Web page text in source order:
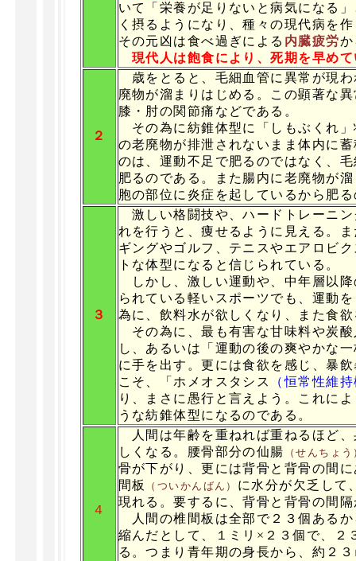
いて「栄養が足りないと病気になる
く摂るようになり、種々の現代病を
その元凶は食べ過ぎによる 内臓疲労
現代人は飽食により、死期を早めて
２
歳をとると、毛細血管に異常が現
廃物が溜まりはじめる。この顕著な
膝・肘の関節痛などである。
その為に紡錐体型に「しもぶくれ」
の老廃物が排泄されないまま体内に
のは、運動不足で肥るのではなく、
肥るのである。また腸内に老廃物が
胞の部位に炎症を起しているから肥
３
激しい格闘技や、ハードトレーニ
れを行うと、痩せるように見える。
ギングやゴルフ、テニスやエアロビ
トな体型になると信じられている。
しかし、激しい運動や、中年層以
られている軽いスポーツでも、運動
為に、飲料水が欲しくなり、また食
その為に、最も有害な甘味料や炭
し、あるいは「運動の後の爽やかな
に手を出す。更には食欲を感じ、暴
こそ、「ホメオスタシス
（恒常性維
り、まさに愚行と言えよう。これに
うな紡錐体型になるのである。
４
人間は年齢を重ねれば重ねるほど
しくなる。腰骨部分の仙腸
（せんちょう
骨が下がり、更には背骨と背骨の間
間板
（ついかんばん） に水分が欠乏して
現れる。要するに、背骨と背骨の間
人間の椎間板は全部で２３個ある
縮んだとして、１ミリ×２３個で、２
る。つまり青年期の身長から、約２